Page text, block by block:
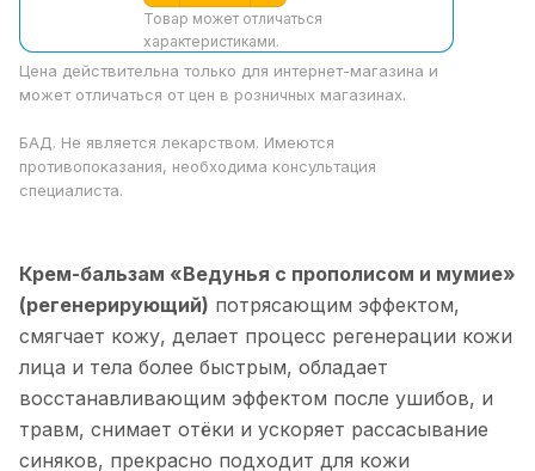
Товар может отличаться
характеристиками.
Цена действительна только для интернет-магазина и
может отличаться от цен в розничных магазинах.
БАД. Не является лекарством. Имеются
противопоказания, необходима консультация
специалиста.
Крем-бальзам «Ведунья с прополисом и мумие»
(регенерирующий) потрясающим эффектом,
смягчает кожу, делает процесс регенерации кожи
лица и тела более быстрым, обладает
восстанавливающим эффектом после ушибов, и
травм, снимает отёки и ускоряет рассасывание
синяков, прекрасно подходит для кожи